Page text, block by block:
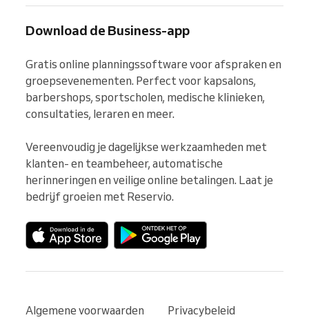
Download de Business-app
Gratis online planningssoftware voor afspraken en
groepsevenementen. Perfect voor kapsalons,
barbershops, sportscholen, medische klinieken,
consultaties, leraren en meer.
Vereenvoudig je dagelijkse werkzaamheden met
klanten- en teambeheer, automatische
herinneringen en veilige online betalingen. Laat je
bedrijf groeien met Reservio.
Algemene voorwaarden
Privacybeleid